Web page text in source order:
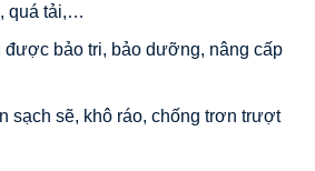
quá tải,…
được bảo tri, bảo dưỡng, nâng cấp
sạch sẽ, khô ráo, chống trơn trượt